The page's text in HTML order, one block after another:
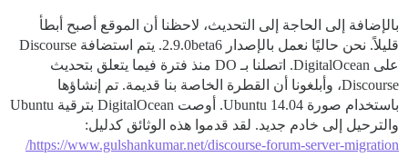
بالإضافة إلى الحاجة إلى التحديث، لاحظنا أن الموقع أصبح أبطأ
قليلاً. نحن حاليًا نعمل بالإصدار 2.9.0beta6. يتم استضافة Discourse
على DigitalOcean. اتصلنا بـ DO منذ فترة فيما يتعلق بتحديث
Discourse، وأبلغونا أن القطرة الخاصة بنا قديمة. تم إنشاؤها
باستخدام صورة Ubuntu 14.04. أوصت DigitalOcean بترقية Ubuntu
والترحيل إلى خادم جديد. لقد قدموا هذه الوثائق كدليل:
https://www.gulshankumar.net/discourse-forum-server-migration/